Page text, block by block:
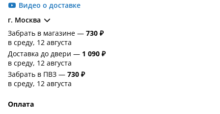
Видео о доставке
г. Москва
Забрать в магазине — 730 ₽
в среду, 12 августа
Доставка до двери — 1 090 ₽
в среду, 12 августа
Забрать в ПВЗ — 730 ₽
в среду, 12 августа
Оплата